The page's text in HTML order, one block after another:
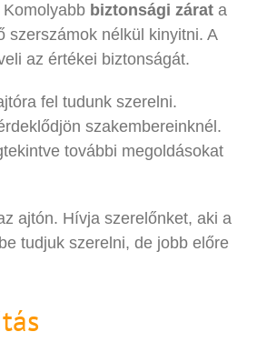
biztonsági zárat a
szerszámok nélkül kinyitni. A
az értékei biztonságát.
fel tudunk szerelni.
szakembereinknél.
további megoldásokat
ajtón. Hívja szerelőnket, aki a
tudjuk szerelni, de jobb előre